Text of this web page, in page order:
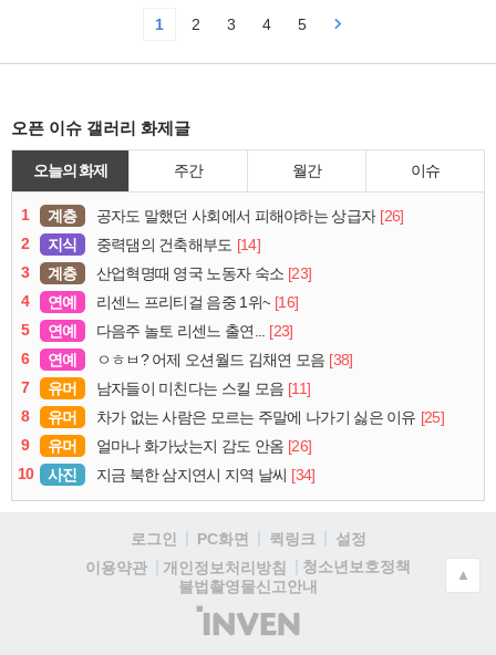
1 2 3 4 5
오픈 이슈 갤러리 화제글
오늘의 화제 주간 월간 이슈
1 계층 공자도 말했던 사회에서 피해야하는 상급자 [26]
2
지식 중력댐의 건축해부도 [14]
3
계층 산업혁명때 영국 노동자 숙소 [23]
4
연예 리센느 프리티걸 음중 1위~ [16]
5
연예 다음주 놀토 리센느 출연...
[23]
6
연예 ㅇㅎㅂ? 어제 오션월드 김채연 모음 [38]
7
유머 남자들이 미친다는 스킬 모음 [11]
8
유머 차가 없는 사람은 모르는 주말에 나가기 싫은 이유 [25]
9
유머 얼마나 화가났는지 감도 안옴 [26]
10
사진 지금 북한 삼지연시 지역 날씨 [34]
로그인 PC화면 퀵링크
설정
이용약관
개인정보처리방침
청소년보호정책
불법촬영물신고안내
(주)
인
▲